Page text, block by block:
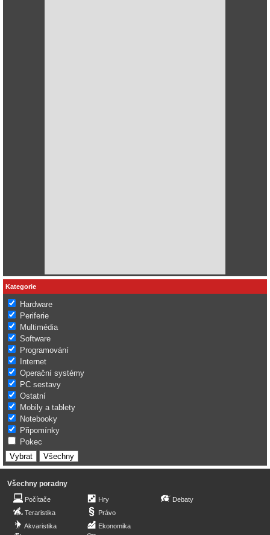
Kategorie
Hardware
Periferie
Multimédia
Software
Programování
Internet
Operační systémy
PC sestavy
Ostatní
Mobily a tablety
Notebooky
Připomínky
Pokec
Všechny poradny
Počítače
Teraristika
Akvaristika
Hry
Právo
Ekonomika
Debaty